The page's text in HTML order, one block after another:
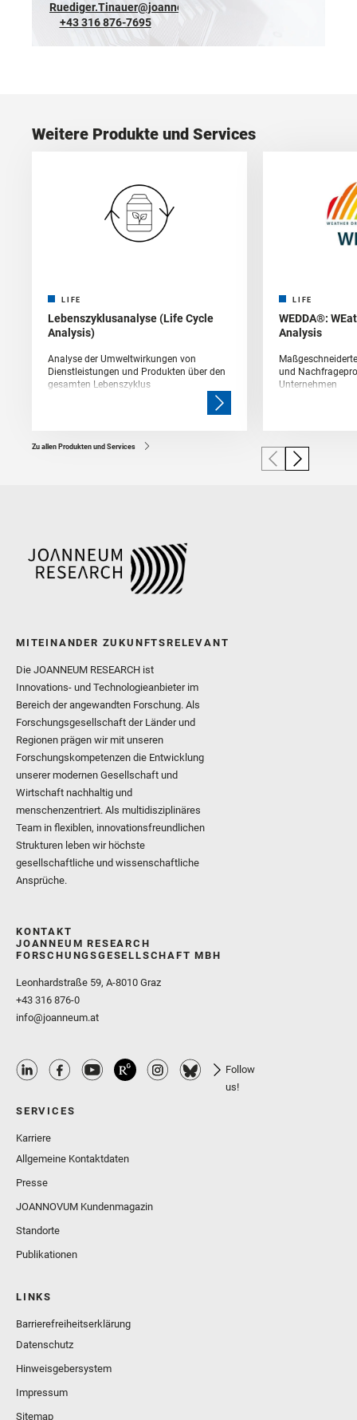
Ruediger.Tinauer@joanneum.at
+43 316 876-7695
Weitere Produkte und Services
LIFE
Lebenszyklusanalyse (Life Cycle
Analysis)
Analyse der Umweltwirkungen von
Dienstleistungen und Produkten über den
gesamten Lebenszyklus
LIFE
WEDDA®:
Analysis
und
Unternehmen
Zu allen Produkten und Services
MITEINANDER ZUKUNFTSRELEVANT
Die JOANNEUM RESEARCH ist
Innovations- und Technologieanbieter im
Bereich der angewandten Forschung. Als
Forschungsgesellschaft der Länder und
Regionen prägen wir mit unseren
Forschungskompetenzen die Entwicklung
unserer modernen Gesellschaft und
Wirtschaft nachhaltig und
menschenzentriert. Als multidisziplinäres
Team in flexiblen, innovationsfreundlichen
Strukturen leben wir höchste
gesellschaftliche und wissenschaftliche
Ansprüche.
KONTAKT
JOANNEUM RESEARCH
FORSCHUNGSGESELLSCHAFT MBH
Leonhardstraße 59, A-8010 Graz
+43 316 876-0
info@joanneum.at
Follow
us!
SERVICES
Karriere
Allgemeine Kontaktdaten
Presse
JOANNOVUM Kundenmagazin
Standorte
Publikationen
LINKS
Barrierefreiheitserklärung
Datenschutz
Hinweisgebersystem
Impressum
Sitemap